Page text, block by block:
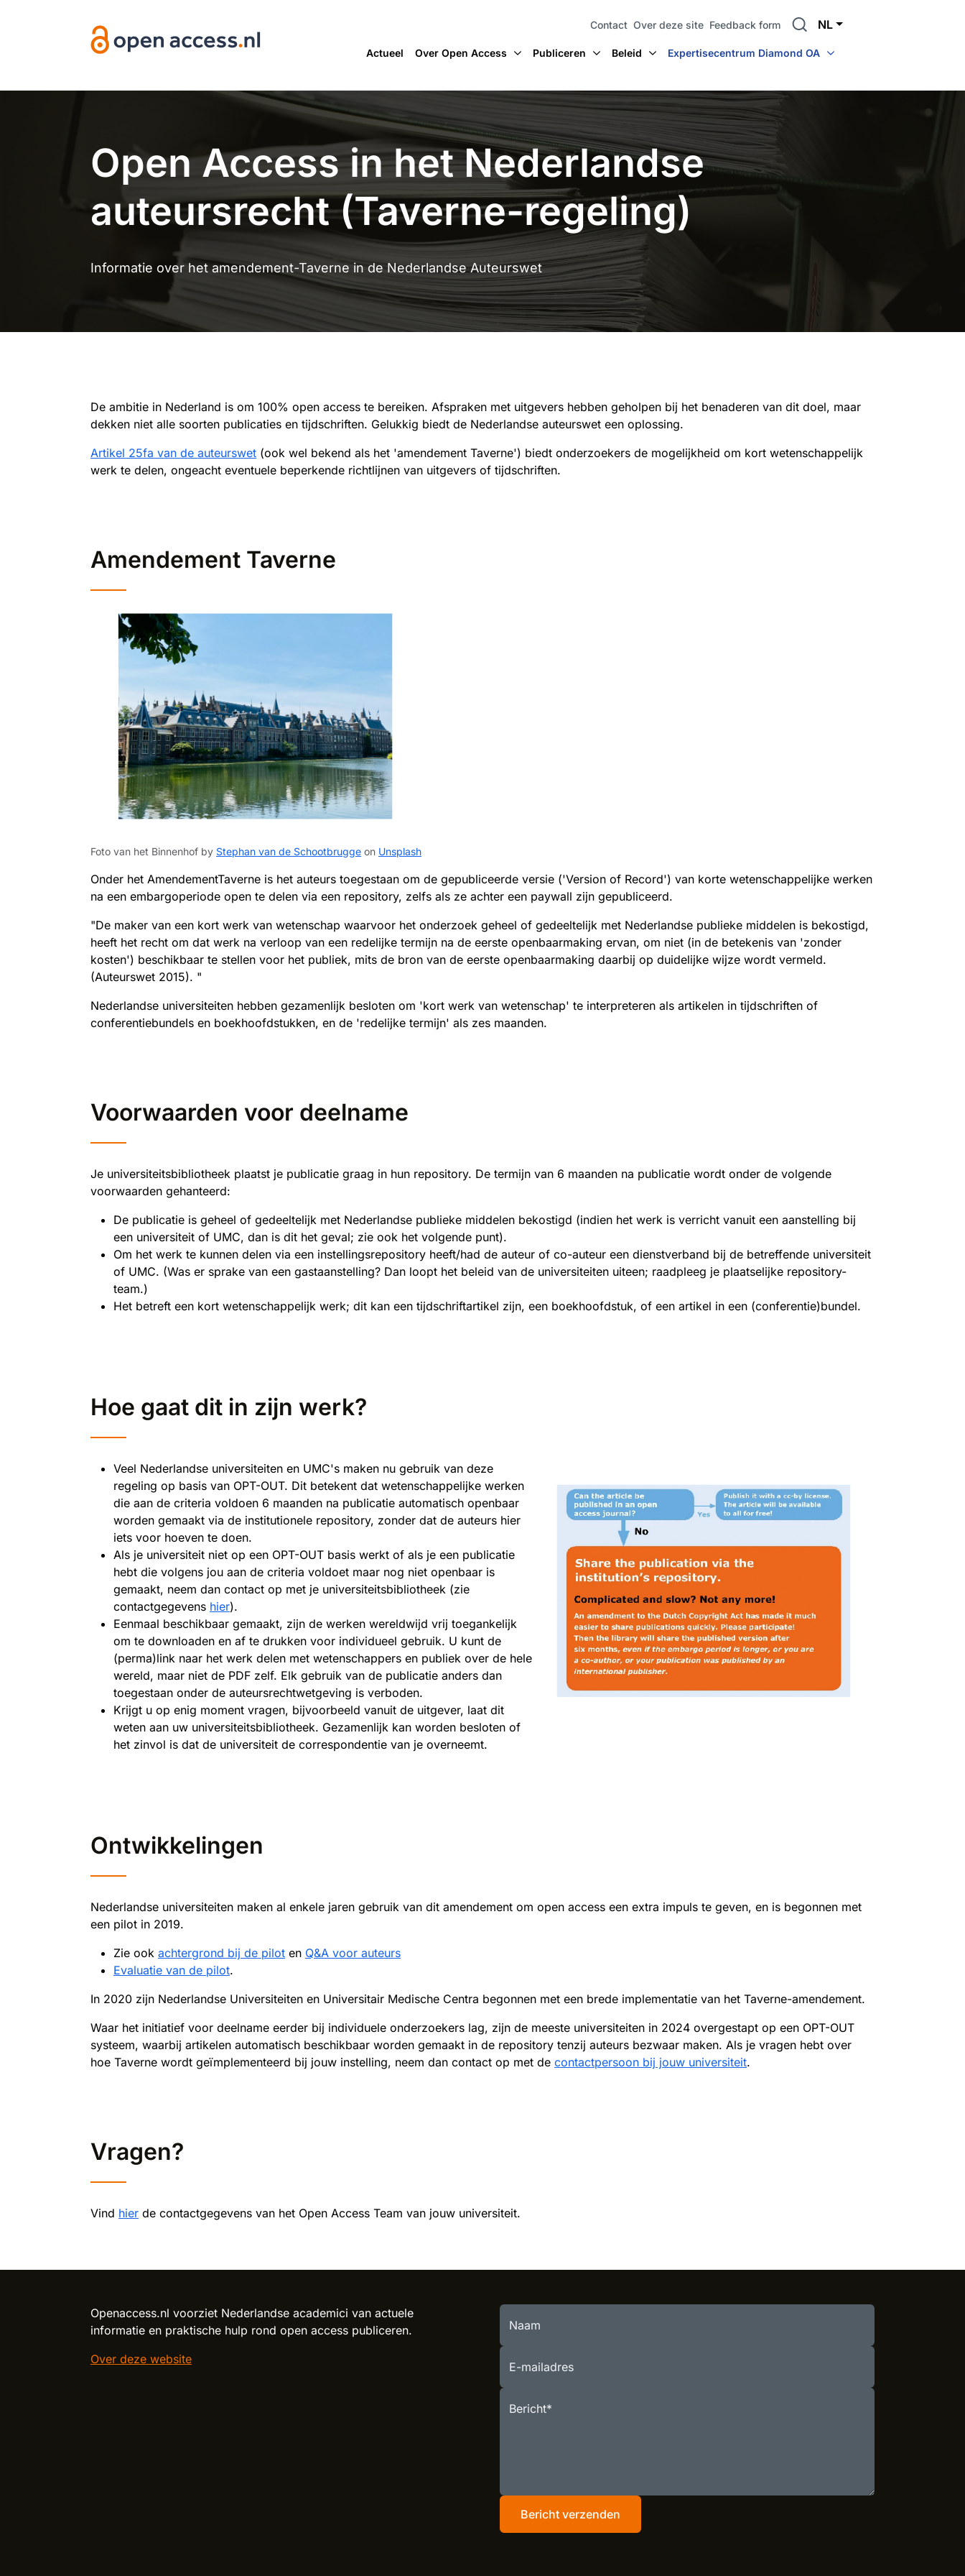
Contact Over deze site Feedback form Search NL
Actueel Over Open Access Publiceren Beleid Expertisecentrum Diamond OA
Open Access in het Nederlandse
auteursrecht (Taverne-regeling)
Informatie over het amendement-Taverne in de Nederlandse Auteurswet
De ambitie in Nederland is om 100% open access te bereiken. Afspraken met uitgevers hebben geholpen bij het benaderen van dit doel, maar
dekken niet alle soorten publicaties en tijdschriften. Gelukkig biedt de Nederlandse auteurswet een oplossing.
Artikel 25fa van de auteurswet (ook wel bekend als het 'amendement Taverne') biedt onderzoekers de mogelijkheid om kort wetenschappelijk
werk te delen, ongeacht eventuele beperkende richtlijnen van uitgevers of tijdschriften.
Amendement Taverne
Foto van het Binnenhof by Stephan van de Schootbrugge on Unsplash
Onder het AmendementTaverne is het auteurs toegestaan om de gepubliceerde versie ('Version of Record') van korte wetenschappelijke werken
na een embargoperiode open te delen via een repository, zelfs als ze achter een paywall zijn gepubliceerd.
"De maker van een kort werk van wetenschap waarvoor het onderzoek geheel of gedeeltelijk met Nederlandse publieke middelen is bekostigd,
heeft het recht om dat werk na verloop van een redelijke termijn na de eerste openbaarmaking ervan, om niet (in de betekenis van 'zonder
kosten') beschikbaar te stellen voor het publiek, mits de bron van de eerste openbaarmaking daarbij op duidelijke wijze wordt vermeld.
(Auteurswet 2015). "
Nederlandse universiteiten hebben gezamenlijk besloten om 'kort werk van wetenschap' te interpreteren als artikelen in tijdschriften of
conferentiebundels en boekhoofdstukken, en de 'redelijke termijn' als zes maanden.
​Voorwaarden voor deelname
Je universiteitsbibliotheek plaatst je publicatie graag in hun repository. De termijn van 6 maanden na publicatie wordt onder de volgende
voorwaarden gehanteerd:
De publicatie is geheel of gedeeltelijk met Nederlandse publieke middelen bekostigd (indien het werk is verricht vanuit een aanstelling bij
een universiteit of UMC, dan is dit het geval; zie ook het volgende punt).
Om het werk te kunnen delen via een instellingsrepository heeft/had de auteur of co-auteur een dienstverband bij de betreffende universiteit
of UMC. (Was er sprake van een gastaanstelling? Dan loopt het beleid van de universiteiten uiteen; raadpleeg je plaatselijke repository-
team.)
Het betreft een kort wetenschappelijk werk; dit kan een tijdschriftartikel zijn, een boekhoofdstuk, of een artikel in een (conferentie)bundel.
Hoe gaat dit in zijn werk?
Veel Nederlandse universiteiten en UMC's maken nu gebruik van deze
regeling op basis van OPT-OUT. Dit betekent dat wetenschappelijke werken
die aan de criteria voldoen 6 maanden na publicatie automatisch openbaar
worden gemaakt via de institutionele repository, zonder dat de auteurs hier
iets voor hoeven te doen.
Als je universiteit niet op een OPT-OUT basis werkt of als je een publicatie
hebt die volgens jou aan de criteria voldoet maar nog niet openbaar is
gemaakt, neem dan contact op met je universiteitsbibliotheek (zie
contactgegevens hier).
Eenmaal beschikbaar gemaakt, zijn de werken wereldwijd vrij toegankelijk
om te downloaden en af te drukken voor individueel gebruik. U kunt de
(perma)link naar het werk delen met wetenschappers en publiek over de hele
wereld, maar niet de PDF zelf. Elk gebruik van de publicatie anders dan
toegestaan onder de auteursrechtwetgeving is verboden.
Krijgt u op enig moment vragen, bijvoorbeeld vanuit de uitgever, laat dit
weten aan uw universiteitsbibliotheek. Gezamenlijk kan worden besloten of
het zinvol is dat de universiteit de correspondentie van je overneemt.
Ontwikkelingen
Nederlandse universiteiten maken al enkele jaren gebruik van dit amendement om open access een extra impuls te geven, en is begonnen met
een pilot in 2019.
Zie ook achtergrond bij de pilot en Q&A voor auteurs
Evaluatie van de pilot.
In 2020 zijn Nederlandse Universiteiten en Universitair Medische Centra begonnen met een brede implementatie van het Taverne-amendement.
Waar het initiatief voor deelname eerder bij individuele onderzoekers lag, zijn de meeste universiteiten in 2024 overgestapt op een OPT-OUT
systeem, waarbij artikelen automatisch beschikbaar worden gemaakt in de repository tenzij auteurs bezwaar maken. Als je vragen hebt over
hoe Taverne wordt geïmplementeerd bij jouw instelling, neem dan contact op met de contactpersoon bij jouw universiteit.
Vragen?
Vind hier de contactgegevens van het Open Access Team van jouw universiteit.
Openaccess.nl voorziet Nederlandse academici van actuele
informatie en praktische hulp rond open access publiceren.
Over deze website
Naam
E-mailadres
Bericht